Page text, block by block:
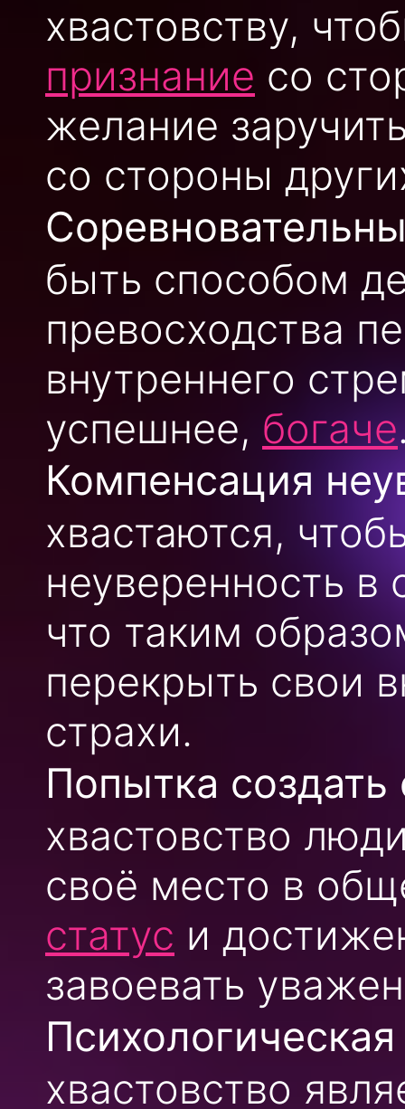
хвастовству,
признание со
желание
со стороны
быть способом
превосходства
внутреннего
успешнее, богаче
Компенсация
хвастаются,
неуверенность в
что таким
перекрыть свои
страхи.
Попытка
хвастовство
своё место в
статус и
завоевать
хвастовство